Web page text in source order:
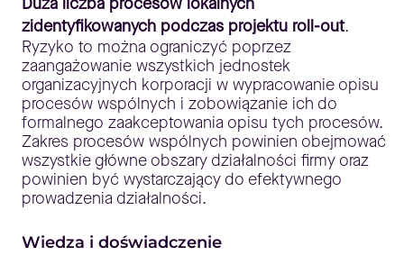
zidentyfikowanych podczas projektu roll-out.
Ryzyko to można ograniczyć poprzez
zaangażowanie wszystkich jednostek
organizacyjnych korporacji w wypracowanie opisu
procesów wspólnych i zobowiązanie ich do
formalnego zaakceptowania opisu tych procesów.
Zakres procesów wspólnych powinien obejmować
wszystkie główne obszary działalności firmy oraz
powinien być wystarczający do efektywnego
prowadzenia działalności.
Wiedza i doświadczenie